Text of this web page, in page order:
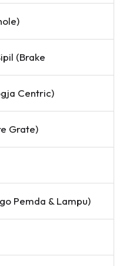
Centric)
Grate)
Pemda & Lampu)